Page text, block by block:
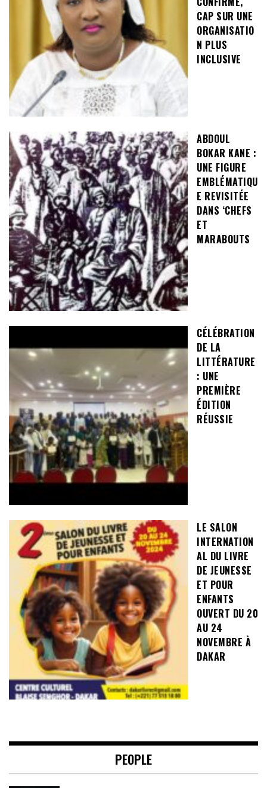
CAP SUR UNE
ORGANISATIO
N PLUS
INCLUSIVE
ABDOUL
BOKAR KANE :
UNE FIGURE
EMBLÉMATIQU
E REVISITÉE
DANS ‘CHEFS
ET
MARABOUTS
CÉLÉBRATION
DE LA
LITTÉRATURE
: UNE
PREMIÈRE
ÉDITION
RÉUSSIE
LE SALON
INTERNATION
AL DU LIVRE
DE JEUNESSE
ET POUR
ENFANTS
OUVERT DU 20
AU 24
NOVEMBRE À
DAKAR
PEOPLE